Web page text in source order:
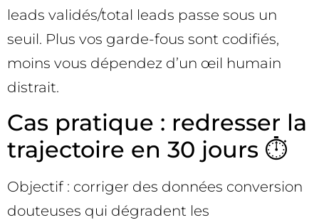
leads validés/total leads passe sous un
seuil. Plus vos garde-fous sont codifiés,
moins vous dépendez d’un œil humain
distrait.
Cas pratique : redresser la
trajectoire en 30 jours ⏱️
Objectif : corriger des données conversion
douteuses qui dégradent les